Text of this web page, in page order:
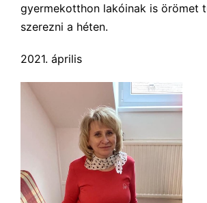
gyermekotthon lakóinak is örömet
szerezni a héten.
2021. április